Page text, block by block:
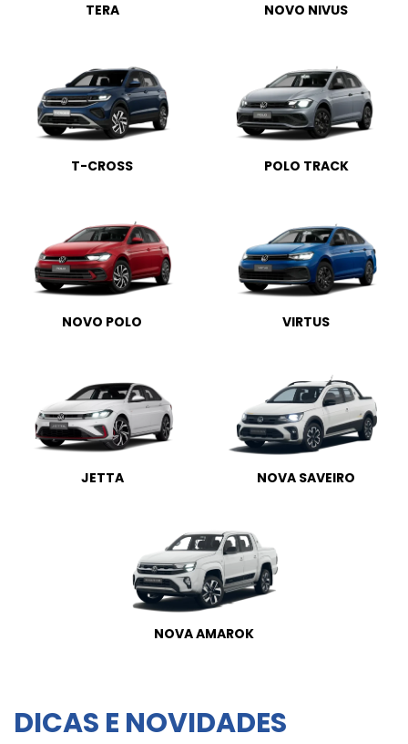
TERA NOVO NIVUS
T-CROSS POLO TRACK
NOVO POLO VIRTUS
JETTA NOVA SAVEIRO
NOVA AMAROK
DICAS E NOVIDADES